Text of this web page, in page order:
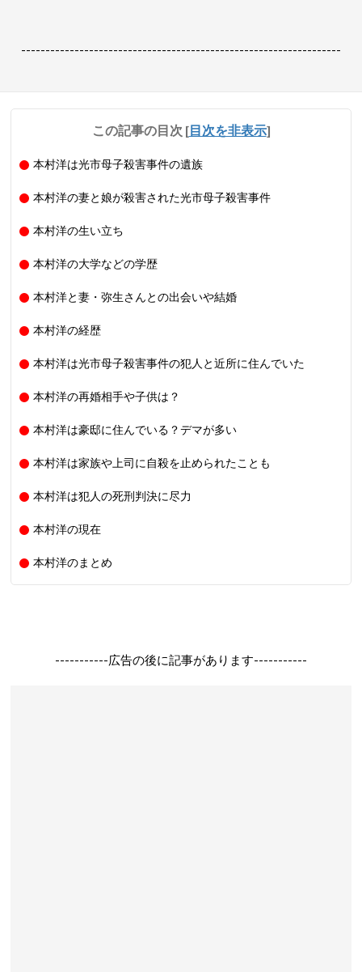
------------------------------------------------------------------
この記事の目次 [目次を非表示]
本村洋は光市母子殺害事件の遺族
本村洋の妻と娘が殺害された光市母子殺害事件
本村洋の生い立ち
本村洋の大学などの学歴
本村洋と妻・弥生さんとの出会いや結婚
本村洋の経歴
本村洋は光市母子殺害事件の犯人と近所に住んでいた
本村洋の再婚相手や子供は？
本村洋は豪邸に住んでいる？デマが多い
本村洋は家族や上司に自殺を止められたことも
本村洋は犯人の死刑判決に尽力
本村洋の現在
本村洋のまとめ
-----------広告の後に記事があります-----------